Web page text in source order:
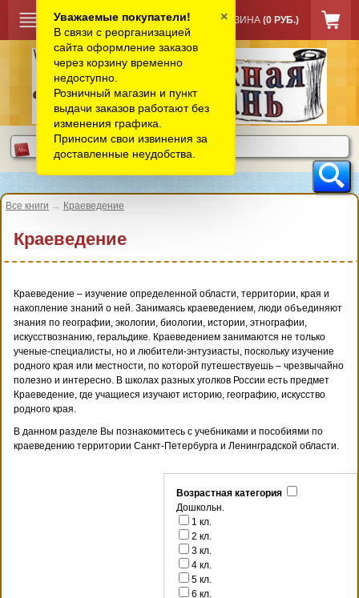
КОРЗИНА (0 РУБ.)
Все книги → Краеведение
Краеведение
Краеведение – изучение определенной области, территории, края и
накопление знаний о ней. Занимаясь краеведением, люди объединяют
знания по географии, экологии, биологии, истории, этнографии,
искусствознанию, геральдике. Краеведением занимаются не только
ученые-специалисты, но и любители-энтузиасты, поскольку изучение
родного края или местности, по которой путешествуешь – чрезвычайно
полезно и интересно. В школах разных уголков России есть предмет
Краеведение, где учащиеся изучают историю, географию, искусство
родного края.
В данном разделе Вы познакомитесь с учебниками и пособиями по
краеведению территории Санкт-Петербурга и Ленинградской области.
Возрастная категория
Дошкольн.
1 кл.
2 кл.
3 кл.
4 кл.
5 кл.
6 кл.
Уважаемые покупатели!
В связи с реорганизацией
сайта оформление заказов
через корзину временно
недоступно.
Розничный магазин и пункт
выдачи заказов работают без
изменения графика.
Приносим свои извинения за
доставленные неудобства.
×